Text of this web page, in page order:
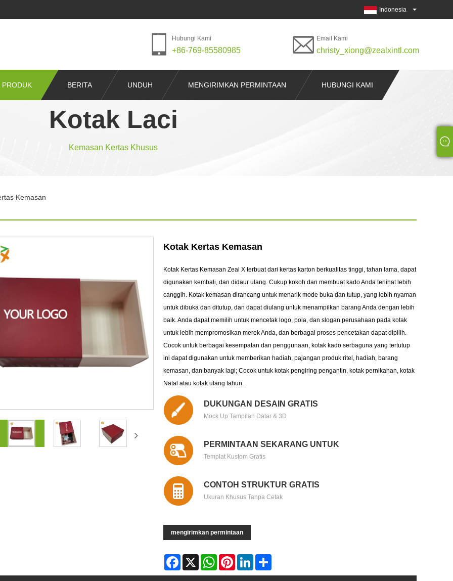
Indonesia
Hubungi Kami
+86-769-85580985
Email Kami
christy_xiong@zealxintl.com
PRODUK BERITA UNDUH MENGIRIMKAN PERMINTAAN HUBUNGI KAMI
Kotak Laci
Kemasan Kertas Khusus
Kemasan
Kotak Kertas Kemasan
Kotak Kertas Kemasan Zeal X terbuat dari kertas karton berkualitas tinggi, tahan lama, dapat
digunakan kembali, dan didaur ulang. Cukup kokoh dan membuat kado Anda terlihat lebih
canggih. Kotak kemasan dirancang untuk menarik mode buka dan tutup, yang lebih nyaman
untuk dibuka dan ditutup, dan dapat diulang untuk menampilkan barang Anda dengan lebih
baik. Anda dapat memilih untuk mencetak logo, pola, dan slogan perusahaan pada kotak
untuk lebih mempromosikan merek Anda, dan berbagai proses pencetakan dapat dipilih.
Cocok untuk berbagai kesempatan dan penggunaan, kotak kado serbaguna yang tertutup
ini dapat digunakan untuk memberikan hadiah, pajangan produk ritel, hadiah, barang
kemasan, dan banyak lagi; Cocok untuk kotak pengiring pengantin, kotak pernikahan, kotak
Natal atau kotak ulang tahun.
DUKUNGAN DESAIN GRATIS
Mock Up Tampilan Datar & 3D
PERMINTAAN SEKARANG UNTUK
Templat Kustom Gratis
CONTOH STRUKTUR GRATIS
Ukuran Khusus Tanpa Cetak
mengirimkan permintaan
Facebook WhatsAppPinterestLinkedIn